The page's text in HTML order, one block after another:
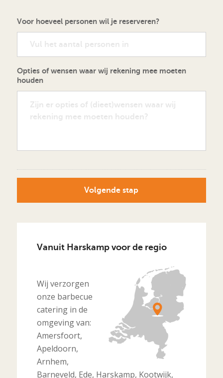
Voor hoeveel personen wil je reserveren?
Opties of wensen waar wij rekening mee moeten
houden
Vanuit Harskamp voor de regio
Wij verzorgen
onze barbecue
catering in de
omgeving van:
Amersfoort,
Apeldoorn,
Arnhem,
Barneveld, Ede, Harskamp, Kootwijk,